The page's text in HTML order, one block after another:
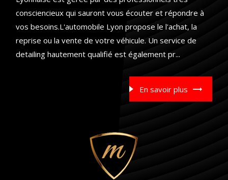
consciencieux qui sauront vous écouter et répondre à
vos besoins.L'automobile Lyon propose le l'achat, la
reprise ou la vente de votre véhicule. Un service de
detailing hautement qualifié est également pr...
En savoir plus